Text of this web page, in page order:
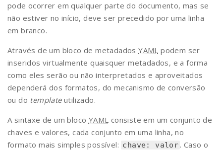
pode ocorrer em qualquer parte do documento, mas se
não estiver no início, deve ser precedido por uma linha
em branco.
Através de um bloco de metadadosYAML podem ser
inseridos virtualmente quaisquer metadados, e a forma
como eles serão ou não interpretados e aproveitados
dependerá dos formatos, do mecanismo de conversão
ou do templateutilizado.
A sintaxe de um bloco YAML consiste em um conjunto de
chaves e valores, cada conjunto em uma linha, no
formato mais simples possível: chave: valor . Caso o